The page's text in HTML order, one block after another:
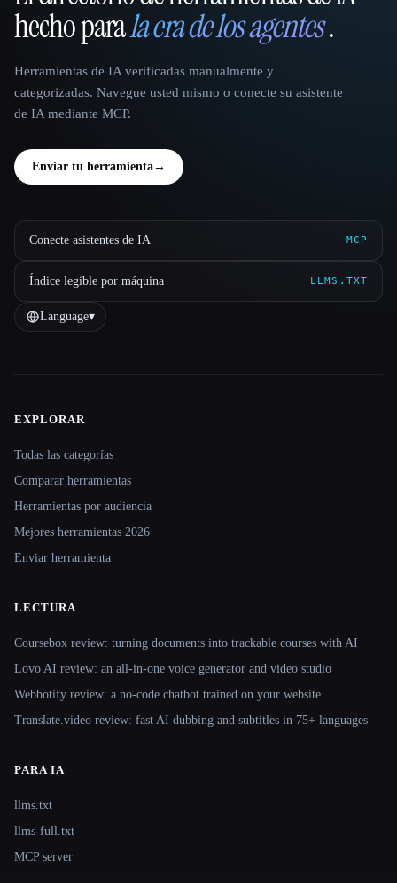
hecho parala era de los agentes.
Herramientas de IA verificadas manualmente y
categorizadas. Navegue usted mismo o conecte su asistente
de IA mediante MCP.
Enviar tu herramienta→
Conecte asistentes de IA MCP
Índice legible por máquina LLMS.TXT
Language▾
EXPLORAR
Todas las categorías
Comparar herramientas
Herramientas por audiencia
Mejores herramientas 2026
Enviar herramienta
LECTURA
Coursebox review: turning documents into trackable courses with AI
Lovo AI review: an all-in-one voice generator and video studio
Webbotify review: a no-code chatbot trained on your website
Translate.video review: fast AI dubbing and subtitles in 75+ languages
PARA IA
llms.txt
llms-full.txt
MCP server